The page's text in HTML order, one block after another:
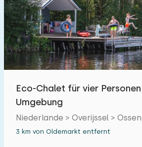
Eco-Chalet für vier
Umgebung
Niederlande > Overijssel >
3 km von Oldemarkt entfernt